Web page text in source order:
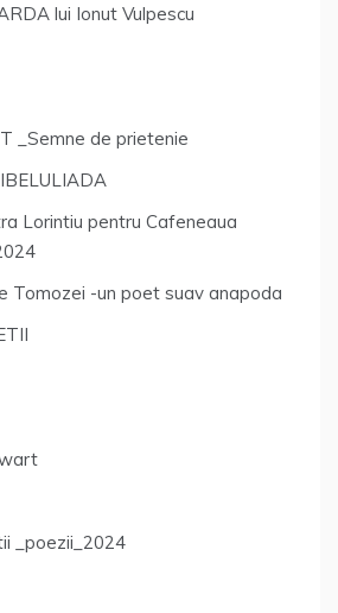
lui Ionut Vulpescu
_Semne de prietenie
Lorintiu pentru Cafeneaua
Tomozei -un poet suav anapoda
_poezii_2024